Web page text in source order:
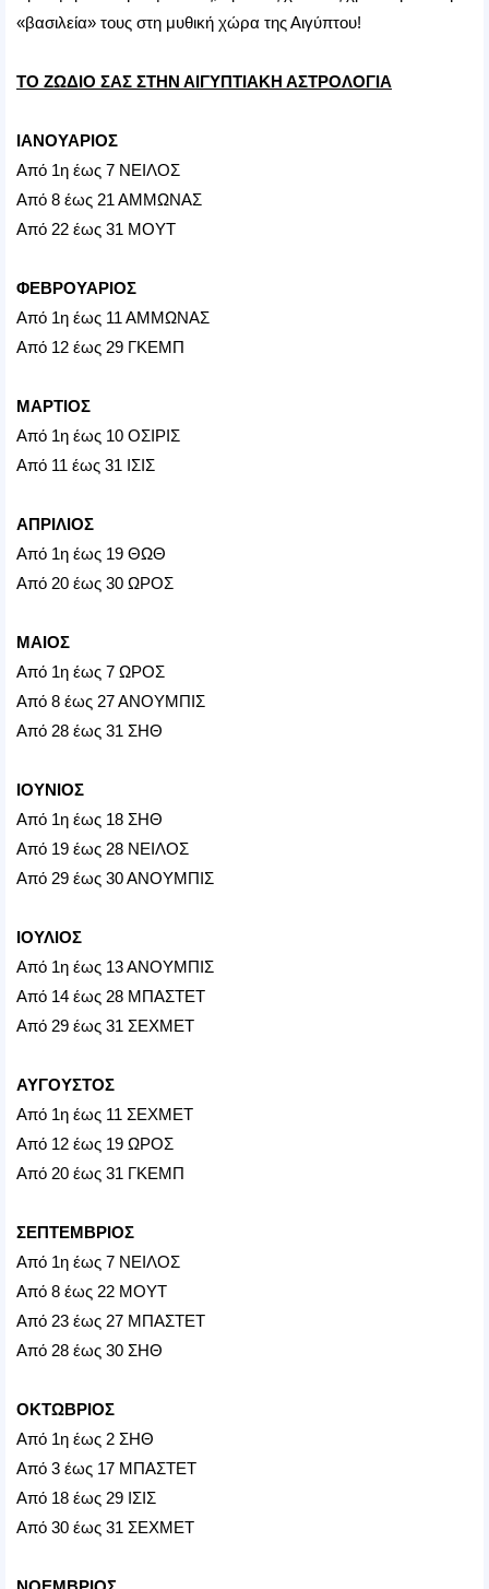
«βασιλεία» τους στη μυθική χώρα της Αιγύπτου!
ΤΟ ΖΩΔΙΟ ΣΑΣ ΣΤΗΝ ΑΙΓΥΠΤΙΑΚΗ ΑΣΤΡΟΛΟΓΙΑ
ΙΑΝΟΥΑΡΙΟΣ
Από 1η έως 7 ΝΕΙΛΟΣ
Από 8 έως 21 ΑΜΜΩΝΑΣ
Από 22 έως 31 ΜΟΥΤ
ΦΕΒΡΟΥΑΡΙΟΣ
Από 1η έως 11 ΑΜΜΩΝΑΣ
Από 12 έως 29 ΓΚΕΜΠ
ΜΑΡΤΙΟΣ
Από 1η έως 10 ΟΣΙΡΙΣ
Από 11 έως 31 ΙΣΙΣ
ΑΠΡΙΛΙΟΣ
Από 1η έως 19 ΘΩΘ
Από 20 έως 30 ΩΡΟΣ
ΜΑΙΟΣ
Από 1η έως 7 ΩΡΟΣ
Από 8 έως 27 ΑΝΟΥΜΠΙΣ
Από 28 έως 31 ΣΗΘ
ΙΟΥΝΙΟΣ
Από 1η έως 18 ΣΗΘ
Από 19 έως 28 ΝΕΙΛΟΣ
Από 29 έως 30 ΑΝΟΥΜΠΙΣ
ΙΟΥΛΙΟΣ
Από 1η έως 13 ΑΝΟΥΜΠΙΣ
Από 14 έως 28 ΜΠΑΣΤΕΤ
Από 29 έως 31 ΣΕΧΜΕΤ
ΑΥΓΟΥΣΤΟΣ
Από 1η έως 11 ΣΕΧΜΕΤ
Από 12 έως 19 ΩΡΟΣ
Από 20 έως 31 ΓΚΕΜΠ
ΣΕΠΤΕΜΒΡΙΟΣ
Από 1η έως 7 ΝΕΙΛΟΣ
Από 8 έως 22 ΜΟΥΤ
Από 23 έως 27 ΜΠΑΣΤΕΤ
Από 28 έως 30 ΣΗΘ
ΟΚΤΩΒΡΙΟΣ
Από 1η έως 2 ΣΗΘ
Από 3 έως 17 ΜΠΑΣΤΕΤ
Από 18 έως 29 ΙΣΙΣ
Από 30 έως 31 ΣΕΧΜΕΤ